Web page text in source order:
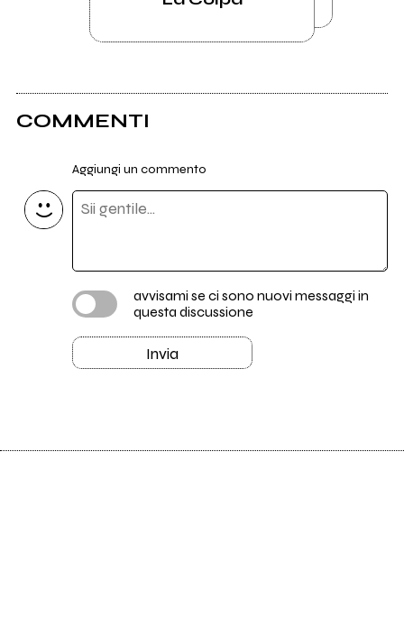
COMMENTI
Aggiungi un commento
avvisami se ci sono nuovi messaggi in
questa discussione
Invia